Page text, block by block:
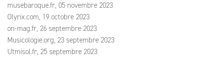
musebaroque.fr, 05 novembre 2023
Olyrix.com, 19 octobre 2023
on-mag.fr, 26 septembre 2023
Musicologie.org, 23 septembre 2023
Utmisol.fr, 25 septembre 2023